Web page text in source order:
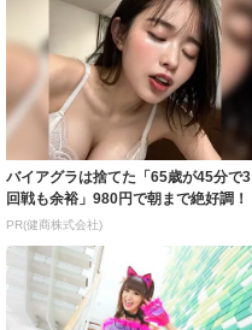
バイアグラは捨てた「65歳が45分で3
回戦も余裕」980円で朝まで絶好調！
PR(健商株式会社)